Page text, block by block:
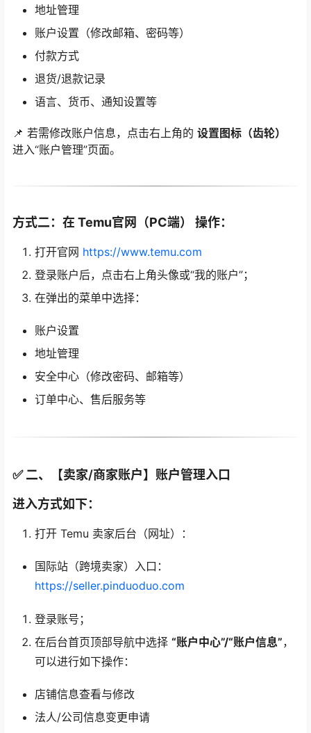
地址管理
账户设置（修改邮箱、密码等）
付款方式
退货/退款记录
语言、货币、通知设置等
📌 若需修改账户信息，点击右上角的 设置图标（齿轮）
进入“账户管理”页面。
方式二：在 Temu官网（PC端） 操作：
打开官网 https://www.temu.com
登录账户后，点击右上角头像或“我的账户”；
在弹出的菜单中选择：
账户设置
地址管理
安全中心（修改密码、邮箱等）
订单中心、售后服务等
✅ 二、【卖家/商家账户】账户管理入口
进入方式如下：
打开 Temu 卖家后台（网址）：
国际站（跨境卖家）入口：
https://seller.pinduoduo.com
登录账号；
在后台首页顶部导航中选择 “账户中心”/“账户信息”，
可以进行如下操作：
店铺信息查看与修改
法人/公司信息变更申请